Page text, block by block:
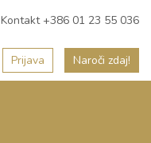
Kontakt +386 01 23 55 036
Prijava Naroči zdaj!